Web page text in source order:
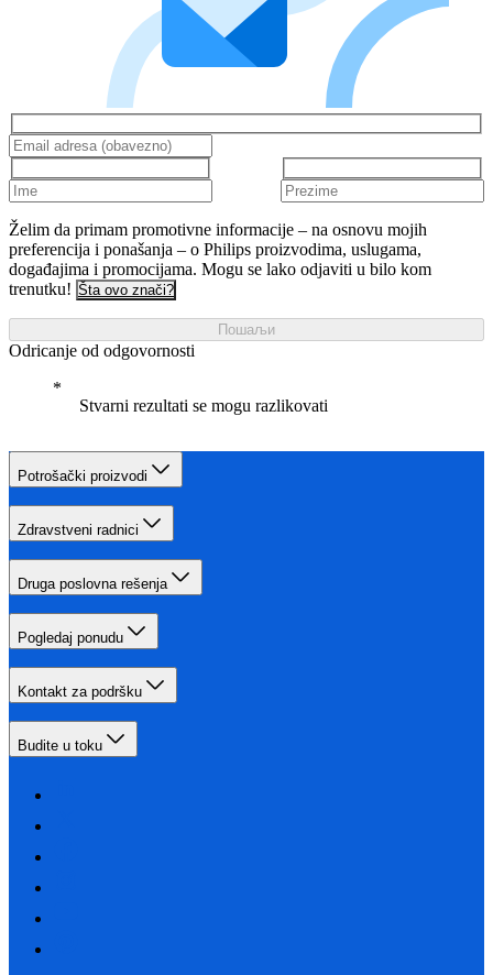
Želim da primam promotivne informacije – na osnovu mojih
preferencija i ponašanja – o Philips proizvodima, uslugama,
događajima i promocijama. Mogu se lako odjaviti u bilo kom
trenutku! Šta ovo znači?
Пошаљи
Odricanje od odgovornosti
Stvarni rezultati se mogu razlikovati
Potrošački proizvodi
Zdravstveni radnici
Druga poslovna rešenja
Pogledaj ponudu
Kontakt za podršku
Budite u toku